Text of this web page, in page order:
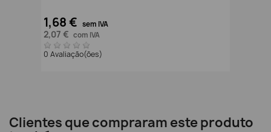
1,68 € sem IVA
2,07 € com IVA
0 Avaliação(ões)
Clientes que compraram este produto